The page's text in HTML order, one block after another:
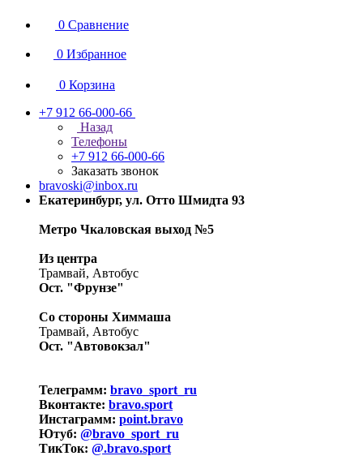
0 Сравнение
0 Избранное
0 Корзина
+7 912 66-000-66
Назад
Телефоны
+7 912 66-000-66
Заказать звонок
bravoski@inbox.ru
Екатеринбург, ул. Отто Шмидта 93
Метро Чкаловская выход №5
Из центра
Трамвай, Автобус
Ост. "Фрунзе"
Со стороны Химмаша
Трамвай, Автобус
Ост. "Автовокзал"
Телеграмм: bravo_sport_ru
Вконтакте: bravo.sport
Инстаграмм: point.bravo
Ютуб: @bravo_sport_ru
ТикТок: @.bravo.sport